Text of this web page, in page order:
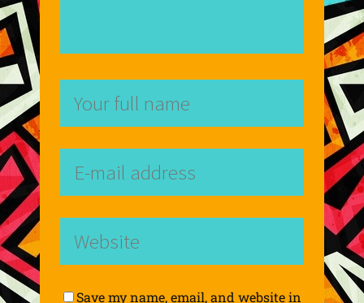
Save my name, email, and website in